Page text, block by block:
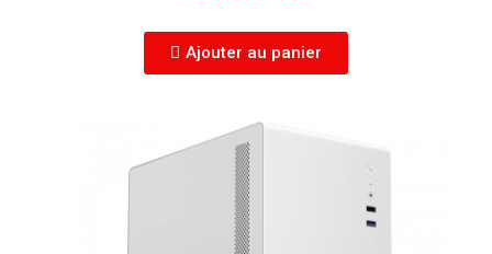
Ajouter au panier